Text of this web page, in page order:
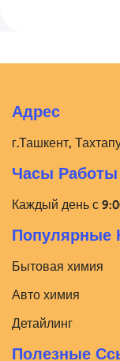
Адрес
г.Ташкент,
Часы Работы
Каждый день с
Популярные
Бытовая химия
Авто химия
Детайлинг
Полезные